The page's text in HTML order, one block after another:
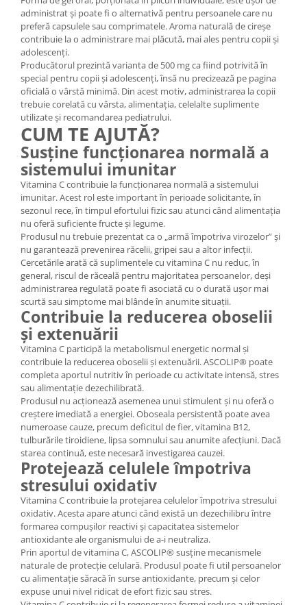
administrat și poate fi o alternativă pentru persoanele care nu
preferă capsulele sau comprimatele. Aroma naturală de cireșe
contribuie la o administrare mai plăcută, mai ales pentru copii și
adolescenți.
Producătorul prezintă varianta de 500 mg ca fiind potrivită în
special pentru copii și adolescenți, însă nu precizează pe pagina
oficială o vârstă minimă. Din acest motiv, administrarea la copii
trebuie corelată cu vârsta, alimentația, celelalte suplimente
utilizate și recomandarea pediatrului.
CUM TE AJUTĂ?
Susține funcționarea normală a
sistemului imunitar
Vitamina C contribuie la funcționarea normală a sistemului
imunitar. Acest rol este important în perioade solicitante, în
sezonul rece, în timpul efortului fizic sau atunci când alimentația
nu oferă suficiente fructe și legume.
Produsul nu trebuie prezentat ca o „armă împotriva virozelor” și
nu garantează prevenirea răcelii, gripei sau a altor infecții.
Cercetările arată că suplimentele cu vitamina C nu reduc, în
general, riscul de răceală pentru majoritatea persoanelor, deși
administrarea regulată poate fi asociată cu o durată ușor mai
scurtă sau simptome mai blânde în anumite situații.
Contribuie la reducerea oboselii
și extenuării
Vitamina C participă la metabolismul energetic normal și
contribuie la reducerea oboselii și extenuării. ASCOLIP® poate
completa aportul nutritiv în perioade cu activitate intensă, stres
sau alimentație dezechilibrată.
Produsul nu acționează asemenea unui stimulent și nu oferă o
creștere imediată a energiei. Oboseala persistentă poate avea
numeroase cauze, precum deficitul de fier, vitamina B12,
tulburările tiroidiene, lipsa somnului sau anumite afecțiuni. Dacă
starea continuă, este necesară investigarea cauzei.
Protejează celulele împotriva
stresului oxidativ
Vitamina C contribuie la protejarea celulelor împotriva stresului
oxidativ. Acesta apare atunci când există un dezechilibru între
formarea compușilor reactivi și capacitatea sistemelor
antioxidante ale organismului de a-i neutraliza.
Prin aportul de vitamina C, ASCOLIP® susține mecanismele
naturale de protecție celulară. Produsul poate fi util persoanelor
cu alimentație săracă în surse antioxidante, precum și celor
expuse unui nivel ridicat de efort fizic sau stres.